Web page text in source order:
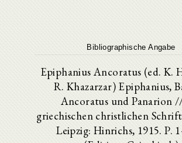
Bibliographische Angabe
Epiphanius Ancoratus (ed. K.
R. Khazarzar) Epiphanius,
Ancoratus und Panarion
griechischen christlichen
Leipzig: Hinrichs, 1915. P.